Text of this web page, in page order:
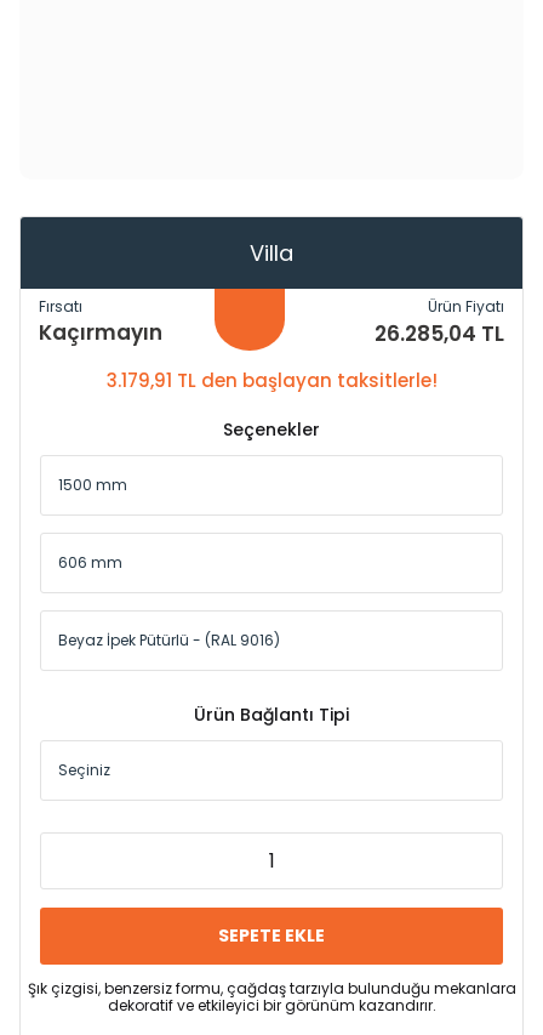
Villa
Fırsatı
Kaçırmayın
Ürün Fiyatı
26.285,04 TL
3.179,91 TL den başlayan taksitlerle!
Seçenekler
Ürün Bağlantı Tipi
SEPETE EKLE
Şık çizgisi, benzersiz formu, çağdaş tarzıyla bulunduğu mekanlara
dekoratif ve etkileyici bir görünüm kazandırır.